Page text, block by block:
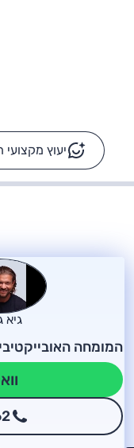
יעוץ מקצועי -
מה נוסע
גיא
המומחה